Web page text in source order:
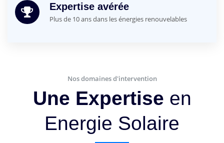
Expertise avérée
Plus de 10 ans dans les énergies renouvelables
Nos domaines d'intervention
Une Expertise en
Energie Solaire